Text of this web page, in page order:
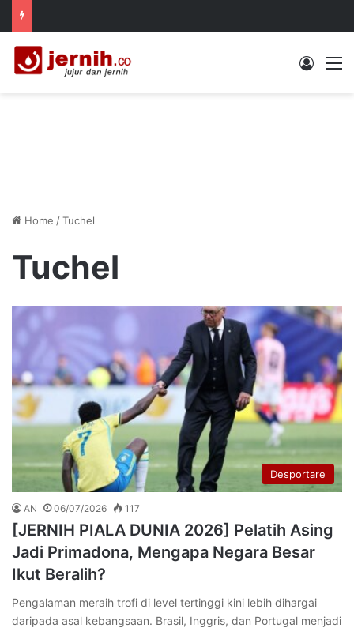
Log In
Home /Tuchel
Tuchel
Desportare
AN 06/07/2026 117
[JERNIH PIALA DUNIA 2026] Pelatih Asing
Jadi Primadona, Mengapa Negara Besar
Ikut Beralih?
Pengalaman meraih trofi di level tertinggi kini lebih dihargai
daripada asal kebangsaan. Brasil, Inggris, dan Portugal menjadi